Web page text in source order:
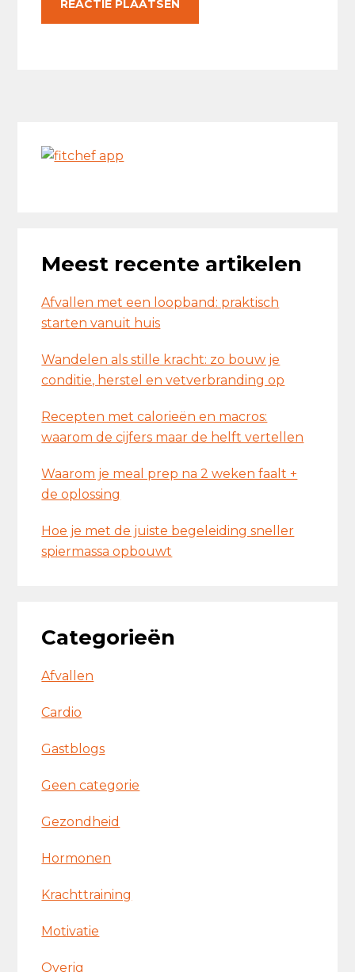
Meest recente artikelen
Afvallen met een loopband: praktisch
starten vanuit huis
Wandelen als stille kracht: zo bouw je
conditie, herstel en vetverbranding op
Recepten met calorieën en macros:
waarom de cijfers maar de helft vertellen
Waarom je meal prep na 2 weken faalt +
de oplossing
Hoe je met de juiste begeleiding sneller
spiermassa opbouwt
Categorieën
Afvallen
Cardio
Gastblogs
Geen categorie
Gezondheid
Hormonen
Krachttraining
Motivatie
Overig